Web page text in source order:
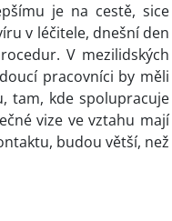
je na cestě, sice
v léčitele, dnešní den
V mezilidských
pracovníci by měli
tam, kde spolupracuje
vize ve vztahu mají
budou větší, než